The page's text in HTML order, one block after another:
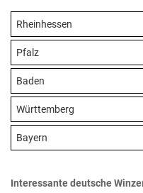
Rheinhessen
Pfalz
Baden
Württemberg
Bayern
Interessante deutsche